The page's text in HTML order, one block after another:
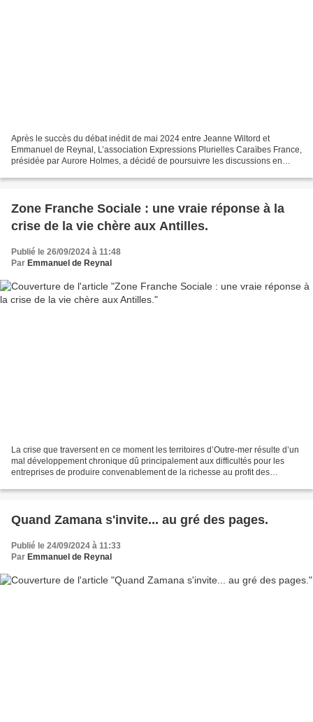
Après le succès du débat inédit de mai 2024 entre Jeanne Wiltord et
Emmanuel de Reynal, L’association Expressions Plurielles Caraïbes France,
présidée par Aurore Holmes, a décidé de poursuivre les discussions en
Zone Franche Sociale : une vraie réponse à la
crise de la vie chère aux Antilles.
Publié le 26/09/2024 à 11:48
Par Emmanuel de Reynal
La crise que traversent en ce moment les territoires d’Outre-mer résulte d’un
mal développement chronique dû principalement aux difficultés pour les
entreprises de produire convenablement de la richesse au profit des
Quand Zamana s'invite... au gré des pages.
Publié le 24/09/2024 à 11:33
Par Emmanuel de Reynal